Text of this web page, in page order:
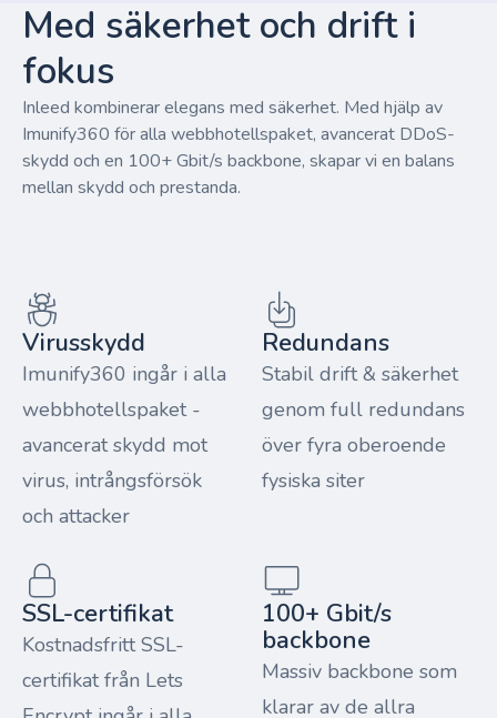
Med säkerhet och drift i
fokus
Inleed kombinerar elegans med säkerhet. Med hjälp av
Imunify360 för alla webbhotellspaket, avancerat DDoS-
skydd och en 100+ Gbit/s backbone, skapar vi en balans
mellan skydd och prestanda.
Virusskydd
Imunify360 ingår i alla
webbhotellspaket -
avancerat skydd mot
virus, intrångsförsök
och attacker
Redundans
Stabil drift & säkerhet
genom full redundans
över fyra oberoende
fysiska siter
SSL-certifikat
Kostnadsfritt SSL-
certifikat från Lets
100+ Gbit/s
backbone
Massiv backbone som
klarar av de allra